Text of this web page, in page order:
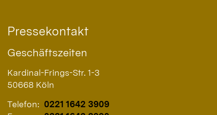
Pressekontakt
Geschäftszeiten
Kardinal-Frings-Str. 1-3
50668 Köln
Telefon: 0221 1642 3909